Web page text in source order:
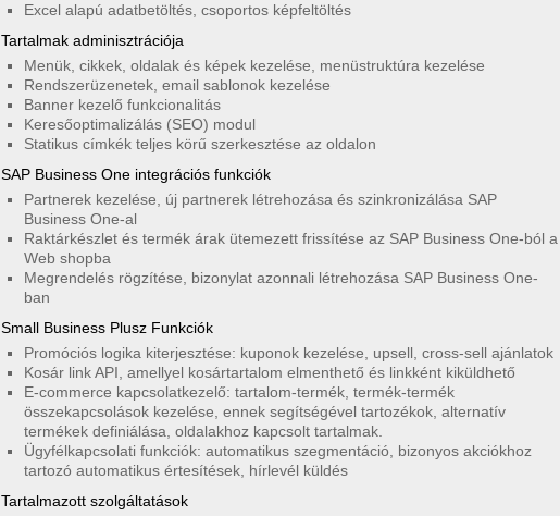
Excel alapú adatbetöltés, csoportos képfeltöltés
Tartalmak adminisztrációja
Menük, cikkek, oldalak és képek kezelése, menüstruktúra kezelése
Rendszerüzenetek, email sablonok kezelése
Banner kezelő funkcionalitás
Keresőoptimalizálás (SEO) modul
Statikus címkék teljes körű szerkesztése az oldalon
SAP Business One integrációs funkciók
Partnerek kezelése, új partnerek létrehozása és szinkronizálása SAP
Business One-al
Raktárkészlet és termék árak ütemezett frissítése az SAP Business One-ból a
Web shopba
Megrendelés rögzítése, bizonylat azonnali létrehozása SAP Business One-
ban
Small Business Plusz Funkciók
Promóciós logika kiterjesztése: kuponok kezelése, upsell, cross-sell ajánlatok
Kosár link API, amellyel kosártartalom elmenthető és linkként kiküldhető
E-commerce kapcsolatkezelő: tartalom-termék, termék-termék
összekapcsolások kezelése, ennek segítségével tartozékok, alternatív
termékek definiálása, oldalakhoz kapcsolt tartalmak.
Ügyfélkapcsolati funkciók: automatikus szegmentáció, bizonyos akciókhoz
tartozó automatikus értesítések, hírlevél küldés
Tartalmazott szolgáltatások